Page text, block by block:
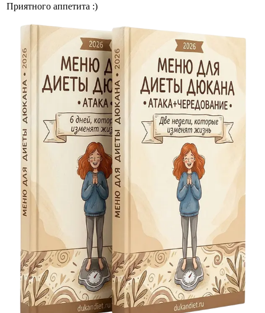
Приятного аппетита :)